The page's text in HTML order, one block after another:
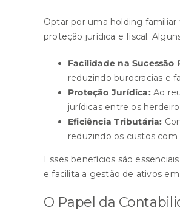
Optar por uma holding
proteção jurídica e fiscal.
Facilidade na Sucessão
reduzindo burocracias e
Proteção Jurídica: Ao
jurídicas entre os
Eficiência Tributária:
reduzindo os custos
Esses benefícios são
e facilita a gestão de ativos
O Papel da